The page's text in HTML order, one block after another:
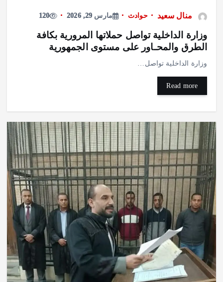
منال سعيد حوادث مارس 29, 2026 120
وزارة الداخلية تواصل حملاتها المرورية بكافة
الطرق والمحـاور على مستوى الجمهورية
وزارة الداخلية تواصل…
Read more